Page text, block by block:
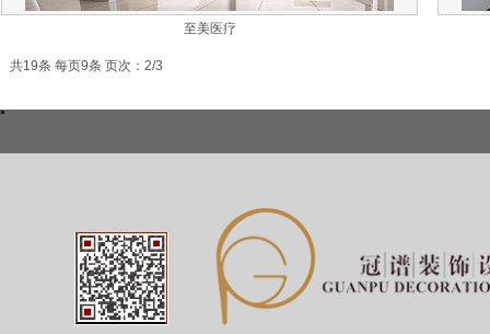
至美医疗
共19条 每页9条 页次：2/3